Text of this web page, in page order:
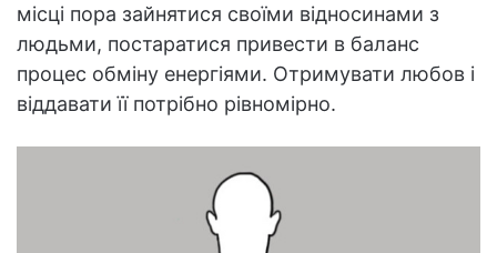
місці пора зайнятися своїми відносинами з
людьми, постаратися привести в баланс
процес обміну енергіями. Отримувати любов і
віддавати її потрібно рівномірно.